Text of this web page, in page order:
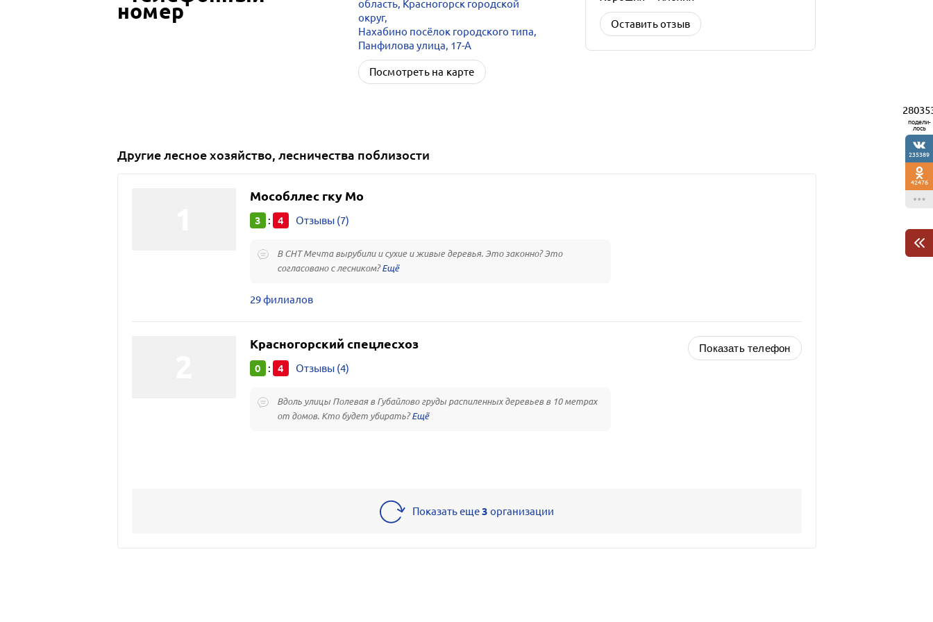
область, Красногорск городской
округ,
Нахабино посёлок городского типа,
Панфилова улица, 17-А
Посмотреть на карте
Оставить отзыв
Другиелесное хозяйство, лесничества поблизости
Мособллес гку Мо
3 : 4 Отзывы (7)
В СНТ Мечта вырубили и сухие и живые деревья. Это законно? Это
согласовано с лесником?
29 филиалов
Красногорский спецлесхоз
0 : 4 Отзывы (4)
Вдоль улицы Полевая в Губайлово груды распиленных деревьев в 10 метрах
от домов. Кто будет убирать?
Показать телефон
Показать еще3 организации
подели-
лось
235389
42476